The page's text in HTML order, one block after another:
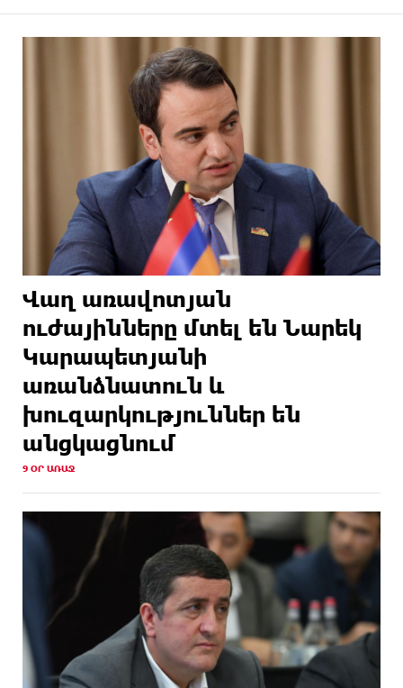
Վաղ առավոտյան
ուժայինները մտել են Նարեկ
Կարապետյանի
առանձնատուն և
խուզարկություններ են
անցկացնում
9 ՕՐ ԱՌԱՋ